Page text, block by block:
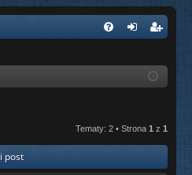
ę
ej
j
si
Tematy: 2 • Strona 1 z 1
post